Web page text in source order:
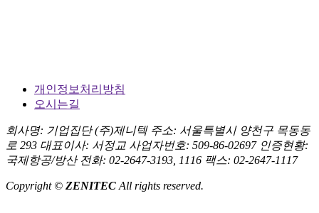
개인정보처리방침
오시는길
회사명: 기업집단 (주)제니텍 주소: 서울특별시 양천구 목동동
로 293 대표이사: 서정교 사업자번호: 509-86-02697 인증현황:
국제항공/방산 전화: 02-2647-3193, 1116 팩스: 02-2647-1117
Copyright © ZENITEC All rights reserved.